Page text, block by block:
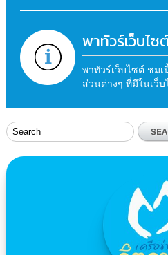
พาทัวร์เว็บไซ
พาทัวร์เว็บไซต์ ชม
ส่วนต่างๆ ที่มีในเว็บ